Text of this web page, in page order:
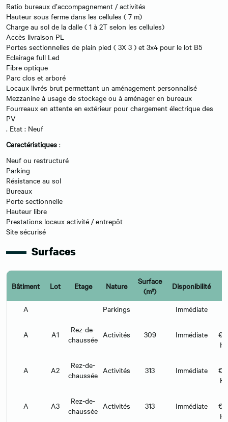
Ratio bureaux d’accompagnement / activités
Hauteur sous ferme dans les cellules ( 7 m)
Charge au sol de la dalle ( 1 à 2T selon les cellules)
Accès livraison PL
Portes sectionnelles de plain pied ( 3X 3 ) et 3x4 pour le lot B5
Eclairage full Led
Fibre optique
Parc clos et arboré
Locaux livrés brut permettant un aménagement personnalisé
Mezzanine à usage de stockage ou à aménager en bureaux
Fourreaux en attente en extérieur pour chargement électrique des
PV
. Etat : Neuf
Caractéristiques :
Neuf ou restructuré
Parking
Résistance au sol
Bureaux
Porte sectionnelle
Hauteur libre
Prestations locaux activité / entrepôt
Site sécurisé
Surfaces
Bâtiment Lot Etage Nature
Surface
(m²)
Disponibilité
A Parkings Immédiate
A A1
Rez-de-
chaussée Activités 309 Immédiate
€/
A A2
Rez-de-
chaussée Activités 313 Immédiate
€/
A A3
Rez-de-
chaussée Activités 313 Immédiate
€/